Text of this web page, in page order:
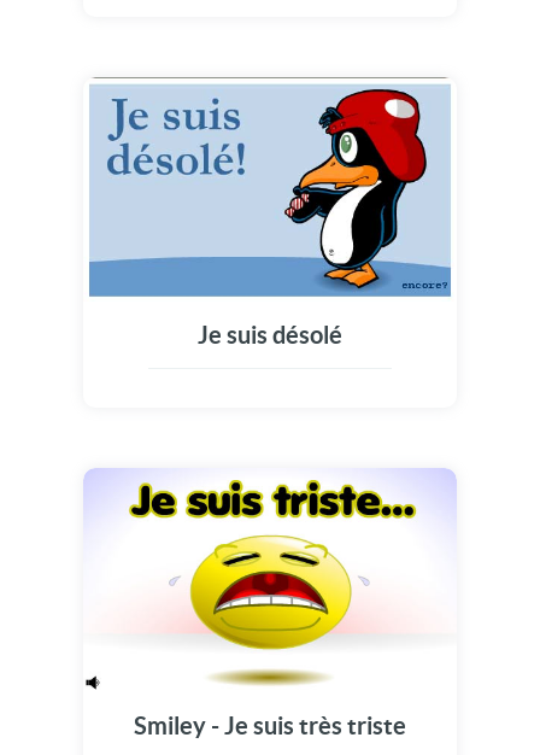
Je suis désolé
Smiley - Je suis très triste